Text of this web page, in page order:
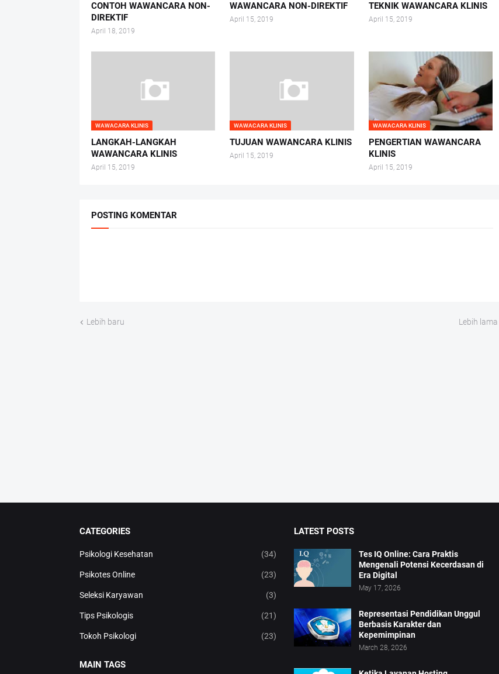
CONTOH WAWANCARA NON-
DIREKTIF
April 18, 2019
WAWANCARA NON-DIREKTIF
April 15, 2019
TEKNIK WAWANCARA KLINIS
April 15, 2019
WAWACARA KLINIS
LANGKAH-LANGKAH
WAWANCARA KLINIS
April 15, 2019
WAWACARA KLINIS
TUJUAN WAWANCARA KLINIS
April 15, 2019
WAWACARA KLINIS
PENGERTIAN WAWANCARA
KLINIS
April 15, 2019
POSTING KOMENTAR
Lebih baru Lebih lama
CATEGORIES
Psikologi Kesehatan (34)
Psikotes Online (23)
Seleksi Karyawan (3)
Tips Psikologis (21)
Tokoh Psikologi (23)
MAIN TAGS
LATEST POSTS
Tes IQ Online: Cara Praktis
Mengenali Potensi Kecerdasan di
Era Digital
May 17, 2026
Representasi Pendidikan Unggul
Berbasis Karakter dan
Kepemimpinan
March 28, 2026